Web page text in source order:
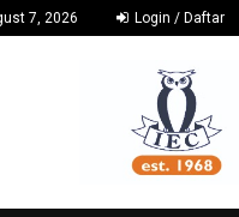
7, 2026 Login / Daftar
dan Dorong Budidaya…